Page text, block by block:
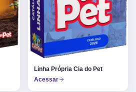
Linha Própria Cia do Pet
Acessar